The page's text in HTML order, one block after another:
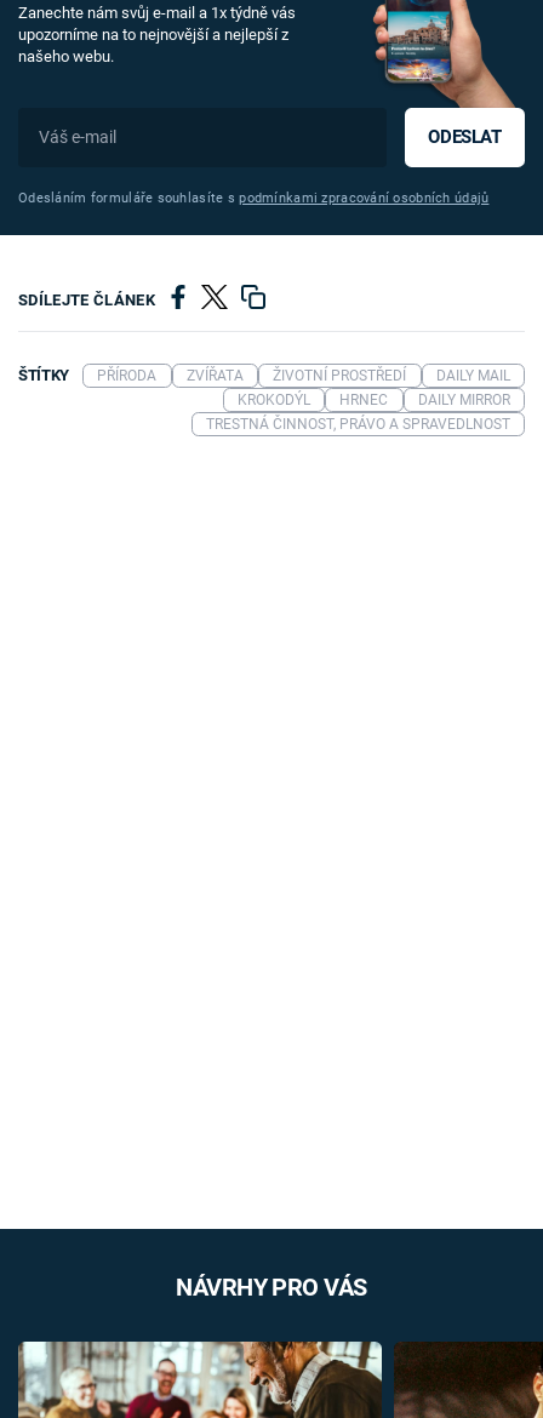
Zanechte nám svůj e-mail a 1x týdně vás
upozorníme na to nejnovější a nejlepší z
našeho webu.
ODESLAT
Odesláním formuláře souhlasíte spodmínkami zpracování osobních údajů
SDÍLEJTE ČLÁNEK
ŠTÍTKY PŘÍRODA ZVÍŘATA ŽIVOTNÍ PROSTŘEDÍ
DAILY MAIL
KROKODÝL
HRNEC
DAILY MIRROR
TRESTNÁ ČINNOST, PRÁVO A SPRAVEDLNOST
NÁVRHY PRO VÁS